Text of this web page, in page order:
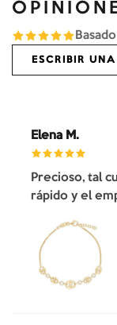
ESCRIBIR
Elena M.
Precioso, tal
rápido y el